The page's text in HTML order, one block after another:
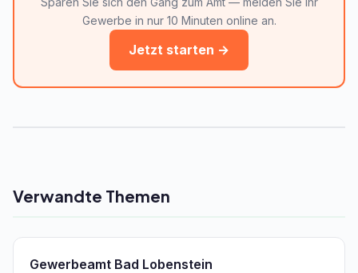
Gewerbe in nur 10 Minuten online an.
Jetzt starten →
Verwandte Themen
Gewerbeamt Bad Lobenstein